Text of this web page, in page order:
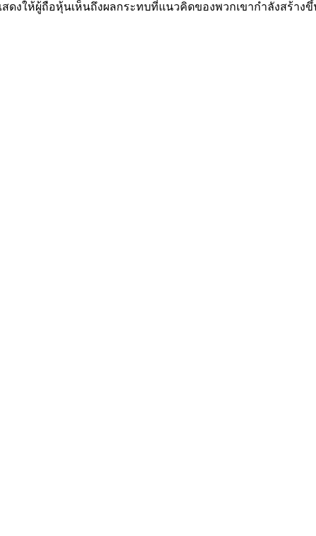
ดงให้ผู้ถือหุ้นเห็นถึงผลกระทบที่แนวคิดของพวกเขากำลังสร้าง